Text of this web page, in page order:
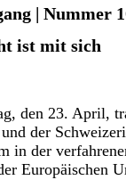
| Nummer
ist mit sich
den 23. April,
der
in der
Europäischen